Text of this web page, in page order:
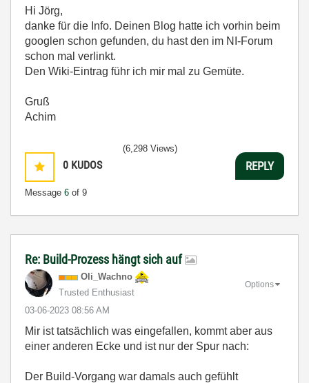
Hi Jörg,
danke für die Info. Deinen Blog hatte ich vorhin beim
googlen schon gefunden, du hast den im NI-Forum
schon mal verlinkt.
Den Wiki-Eintrag führ ich mir mal zu Gemüte.
Gruß
Achim
0 KUDOS
Message 6 of 9
(6,298 Views)
REPLY
Re: Build-Prozess hängt sich auf
Oli_Wachno
Trusted Enthusiast
‎03-06-2023 08:56 AM
Options
Mir ist tatsächlich was eingefallen, kommt aber aus
einer anderen Ecke und ist nur der Spur nach:
Der Build-Vorgang war damals auch gefühlt